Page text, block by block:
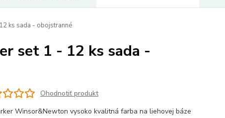
ks sada - obojstranné
set 1 - 12 ks sada -
Ohodnotiť produkt
Winsor&Newton vysoko kvalitná farba na liehovej báze